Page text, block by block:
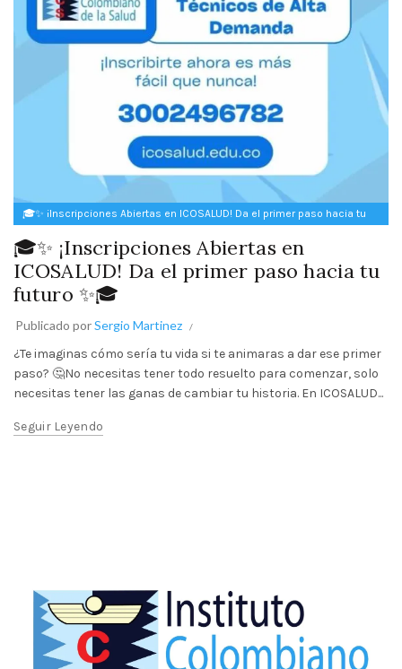
🎓✨ ¡Inscripciones Abiertas en ICOSALUD! Da el primer paso hacia tu
futuro ✨🎓
🎓✨ ¡Inscripciones Abiertas en
ICOSALUD! Da el primer paso hacia tu
futuro ✨🎓
Publicado porSergio Martinez
¿Te imaginas cómo sería tu vida si te animaras a dar ese primer
paso? 🤔No necesitas tener todo resuelto para comenzar, solo
necesitas tener las ganas de cambiar tu historia. En ICOSALUD...
Seguir Leyendo